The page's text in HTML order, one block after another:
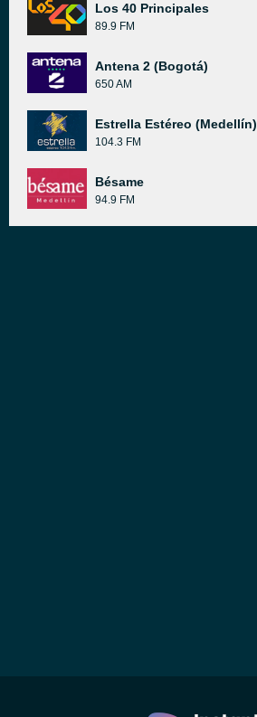
Los 40 Principales
89.9 FM
Antena 2 (Bogotá)
650 AM
Estrella Estéreo (Medellín)
104.3 FM
Bésame
94.9 FM